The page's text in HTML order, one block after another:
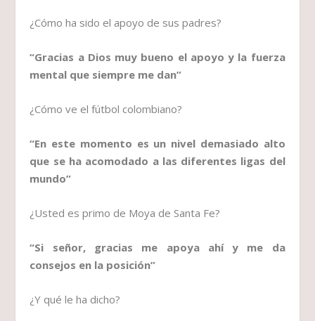
¿Cómo ha sido el apoyo de sus padres?
“Gracias a Dios muy bueno el apoyo y la fuerza
mental que siempre me dan”
¿Cómo ve el fútbol colombiano?
“En este momento es un nivel demasiado alto
que se ha acomodado a las diferentes ligas del
mundo”
¿Usted es primo de Moya de Santa Fe?
“Si señor, gracias me apoya ahí y me da
consejos en la posición”
¿Y qué le ha dicho?